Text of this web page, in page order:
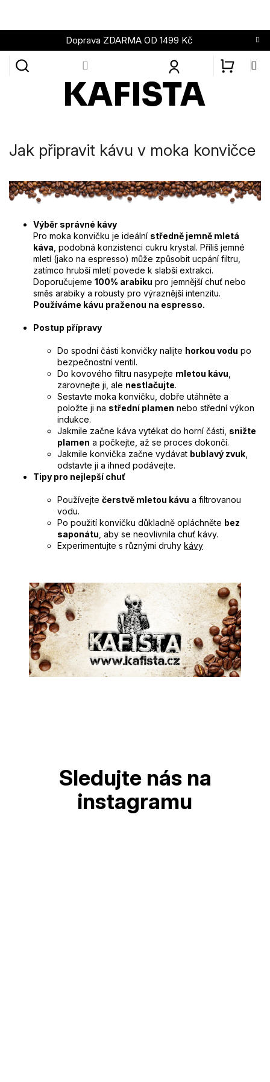
obsah
Doprava ZDARMA OD 1499 Kč
Jak připravit kávu v moka konvičce
Výběr správné kávy
Pro moka konvičku je ideální středně jemně mletá
káva , podobná konzistenci cukru krystal. Příliš jemné
mletí (jako na espresso) může způsobit ucpání filtru,
zatímco hrubší mletí povede k slabší extrakci.
Doporučujeme 100% arabiku pro jemnější chuť nebo
směs arabiky a robusty pro výraznější intenzitu.
Používáme kávu praženou na espresso.
Postup přípravy
Do spodní části konvičky nalijte horkou vodu po
bezpečnostní ventil.
Do kovového filtru nasypejte mletou kávu
zarovnejte ji, ale nestlačujte.
Sestavte moka konvičku, dobře utáhněte a
položte ji na střední plamen nebo střední výkon
indukce.
Jakmile začne káva vytékat do horní části, snižte
plamen a počkejte, až se proces dokončí.
Jakmile konvička začne vydávat bublavý zvuk
odstavte ji a ihned podávejte.
Tipy pro nejlepší chuť
Používejte čerstvě mletou kávu a filtrovanou
vodu.
Po použití konvičku důkladně opláchněte bez
saponátu , aby se neovlivnila chuť kávy.
Experimentujte s různými druhy kávy